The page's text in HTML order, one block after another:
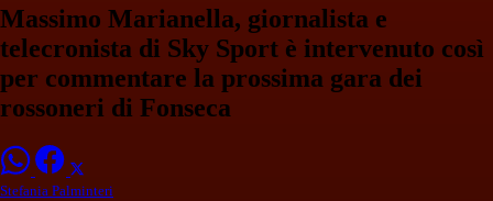
Massimo Marianella, giornalista e
telecronista di Sky Sport è intervenuto così
per commentare la prossima gara dei
rossoneri di Fonseca
Stefania Palminteri